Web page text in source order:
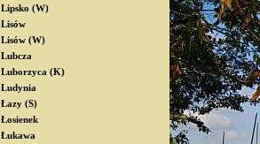
Lipsko (W)
Lisów
Lisów (W)
Lubcza
Luborzyca (K)
Ludynia
Łazy (S)
Łosienek
Łukawa